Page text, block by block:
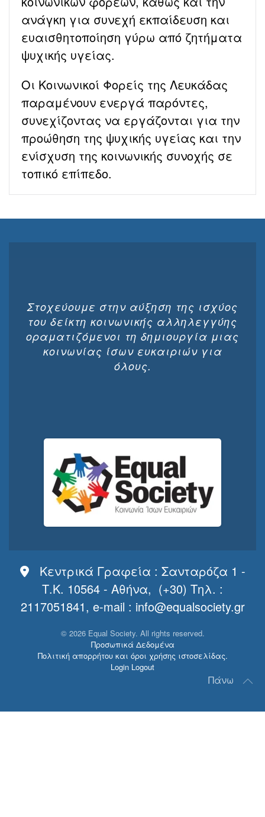
ανάγκη για συνεχή εκπαίδευση και
ευαισθητοποίηση γύρω από ζητήματα
ψυχικής υγείας.
Οι Κοινωνικοί Φορείς της Λευκάδας
παραμένουν ενεργά παρόντες,
συνεχίζοντας να εργάζονται για την
προώθηση της ψυχικής υγείας και την
ενίσχυση της κοινωνικής συνοχής σε
τοπικό επίπεδο.
Στοχεύουμε στην αύξηση της ισχύος
του δείκτη κοινωνικής αλληλεγγύης
οραματιζόμενοι τη δημιουργία μιας
κοινωνίας ίσων ευκαιριών για
όλους.
Κεντρικά Γραφεία : Σανταρόζα 1 -
Τ.Κ. 10564 - Αθήνα, (+30) Τηλ. :
2117051841, e-mail : info@equalsociety.gr
© 2026Equal Society. All rights reserved.
Προσωπικά Δεδομένα
Πολιτική απορρήτου και όροι χρήσης ιστοσελίδας.
Login Logout
Πάνω